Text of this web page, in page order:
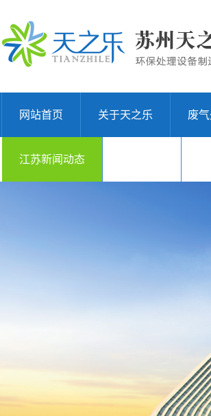
网站首页 关于天之乐 废
江苏新闻动态